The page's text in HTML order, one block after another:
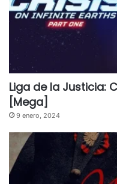
Liga de la Justicia:
[Mega]
9 enero, 2024